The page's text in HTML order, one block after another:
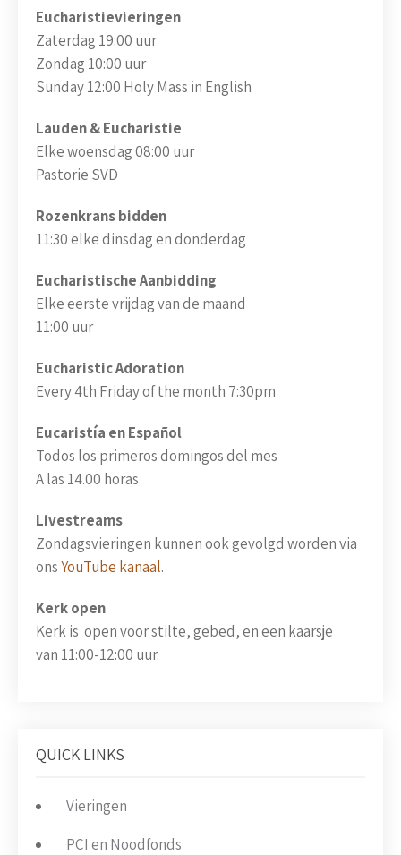
Eucharistievieringen
Zaterdag 19:00 uur
Zondag 10:00 uur
Sunday 12:00 Holy Mass in English
Lauden & Eucharistie
Elke woensdag 08:00 uur
Pastorie SVD
Rozenkrans bidden
11:30 elke dinsdag en donderdag
Eucharistische Aanbidding
Elke eerste vrijdag van de maand
11:00 uur
Eucharistic Adoration
Every 4th Friday of the month 7:30pm
Eucaristía en Español
Todos los primeros domingos del mes
A las 14.00 horas
Livestreams
Zondagsvieringen kunnen ook gevolgd worden via
onsYouTube kanaal.
Kerk open
Kerk is open voor stilte, gebed, en een kaarsje
van 11:00-12:00 uur.
QUICK LINKS
Vieringen
PCI en Noodfonds